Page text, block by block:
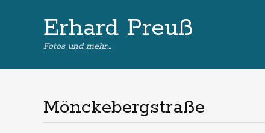
Erhard Preuß
Fotos und mehr…
Mönckebergstraße